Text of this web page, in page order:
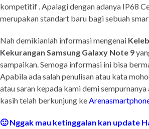
kompetitif . Apalagi dengan adanya IP68
merupakan standart baru bagi sebuah
Nah demikianlah informasi mengenai
Kekurangan Samsung Galaxy Note 9
sampaikan. Semoga informasi ini bisa
Apabila ada salah penulisan atau kata
atau saran kepada kami demi
kasih telah berkunjung ke
🙂 Nggak mau ketinggalan kan update